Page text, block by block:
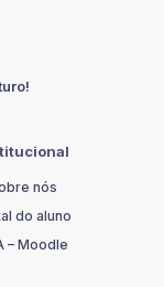
nós
do aluno
– Moodle